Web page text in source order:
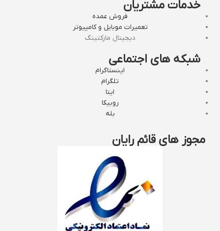
خدمات مشتریان
فروش عمده
تعمیرات موبایل و کامپیوتر
دیجیتال مارکتینگ
شبکه های اجتماعی
اینستاگرام
تلگرام
ایتا
روبیکا
بله
مجوز های قائم رایان